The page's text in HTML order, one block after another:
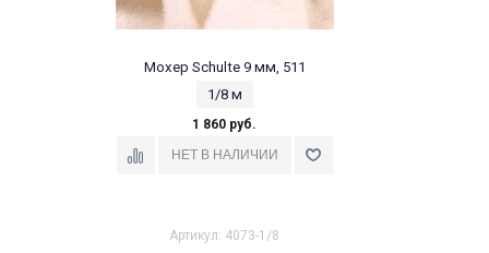
Мохер Schulte 9 мм, 511
1/8 м
1 860 руб.
Артикул: 4073-1/8